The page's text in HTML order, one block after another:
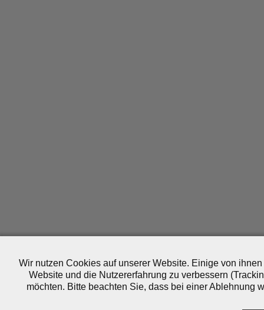
Wir nutzen Cookies auf unserer Website. Einige von
Website und die Nutzererfahrung zu verbessern
möchten. Bitte beachten Sie, dass bei einer Ablehnung